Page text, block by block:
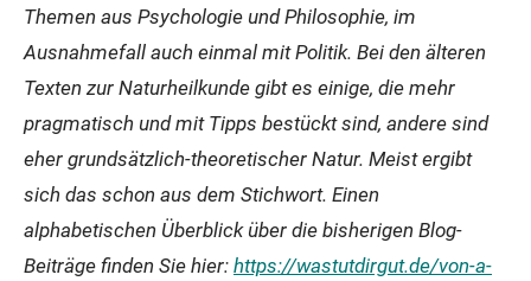
Themen aus Psychologie und Philosophie, im
Ausnahmefall auch einmal mit Politik. Bei den älteren
Texten zur Naturheilkunde gibt es einige, die mehr
pragmatisch und mit Tipps bestückt sind, andere sind
eher grundsätzlich-theoretischer Natur. Meist ergibt
sich das schon aus dem Stichwort. Einen
alphabetischen Überblick über die bisherigen Blog-
Beiträge finden Sie hier: https://wastutdirgut.de/von-a-